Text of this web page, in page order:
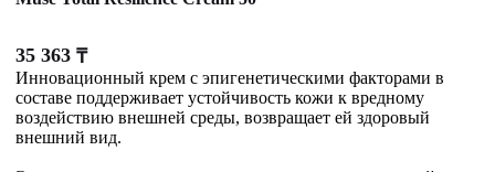
35 363 ₸
Инновационный крем с эпигенетическими факторами в
составе поддерживает устойчивость кожи к вредному
воздействию внешней среды, возвращает ей здоровый
внешний вид.